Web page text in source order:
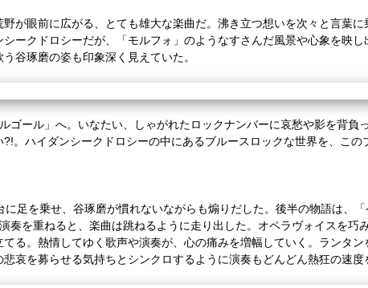
が眼前に広がる、とても雄大な楽曲だ。沸き立つ想いを次々と言葉に
ークドロシーだが、「モルフォ」のようなすさんだ風景や心象を映
谷琢磨の姿も印象深く見えていた。
ゴール」へ。いなたい、しゃがれたロックナンバーに哀愁や影を背負
?!。ハイダンシークドロシーの中にあるブルースロックな世界を、こ
に足を乗せ、谷琢磨が慣れないながらも煽りだした。後半の物語は、
奏を重ねると、楽曲は跳ねるように走り出した。オペラヴォイスを巧
る。熱情してゆく歌声や演奏が、心の痛みを増幅していく。ランタ
哀を募らせる気持ちとシンクロするように演奏もどんどん熱狂の速度